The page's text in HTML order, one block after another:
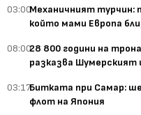
03:00Механичният турчин:
който мами Европа
08:0028 800 години на
разказва Шумерският
03:17Битката при Самар:
флот на Япония